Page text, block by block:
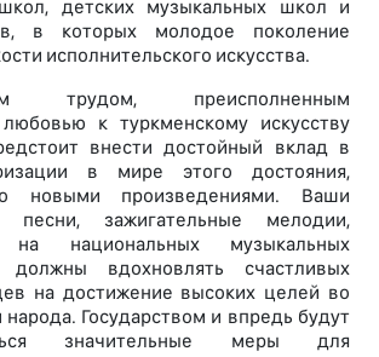
детских музыкальных школ и
в которых молодое поколение
исполнительского искусства.
трудом, преисполненным
любовью к туркменскому искусству
внести достойный вклад в
в мире этого достояния,
новыми произведениями. Ваши
песни, зажигательные мелодии,
на национальных музыкальных
должны вдохновлять счастливых
на достижение высоких целей во
народа. Государством и впредь будут
значительные меры для